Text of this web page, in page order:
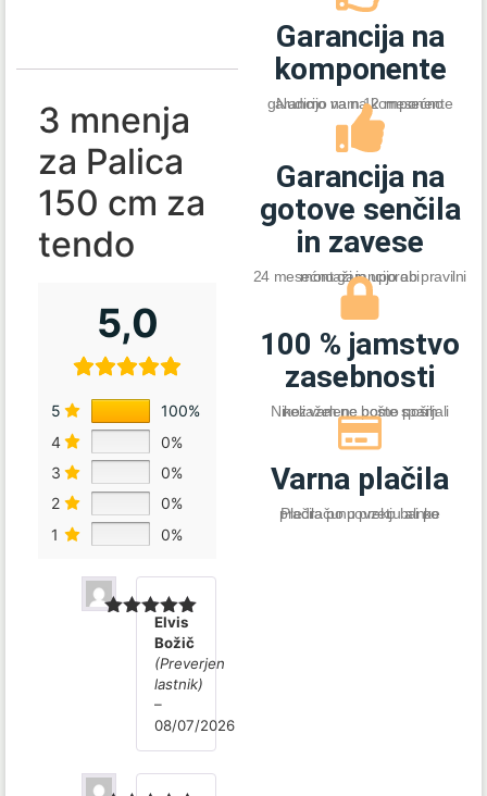
3 mnenja
za Palica
150 cm za
tendo
5,0
5
100%
4
0%
3
0%
2
0%
1
0%
Ocenjeno5
Elvis
Božič
(Preverjen
lastnik)
–
08/07/2026
Garancija na
komponente
Nudimo vam 12 mesećno garancijo na na komponente
Garancija na
gotove senčila
in zavese
24 mesećno garancijo ob pravilni montaži in uporabi
100 % jamstvo
zasebnosti
Nikoli vam ne bomo pošiljali nezaželene pošte spam
Varna plačila
Plačila po povzetju ali po predračunu preko banke